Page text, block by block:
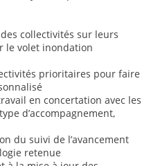
collectivités sur leurs
le volet inondation
prioritaires pour faire
en concertation avec les
d’accompagnement,
du suivi de l’avancement
retenue